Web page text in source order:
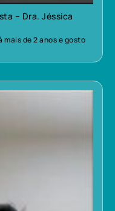
– Dra. Jéssica
mais de 2 anos e gosto